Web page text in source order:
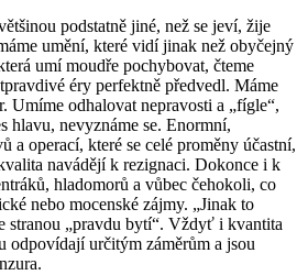
podstatně jiné, než se jeví, žije
umění, které vidí jinak než obyčejný
umí moudře pochybovat, čteme
éry perfektně předvedl. Máme
Umíme odhalovat nepravosti a „fígle“,
hlavu, nevyznáme se. Enormní,
a operací, které se celé proměny účastní,
navádějí k rezignaci. Dokonce i k
hladomorů a vůbec čehokoli, co
nebo mocenské zájmy. „Jinak to
stranou „pravdu bytí“. Vždyť i kvantita
odpovídají určitým záměrům a jsou